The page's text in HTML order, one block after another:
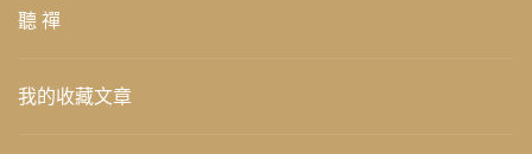
聽 禪
我的收藏文章